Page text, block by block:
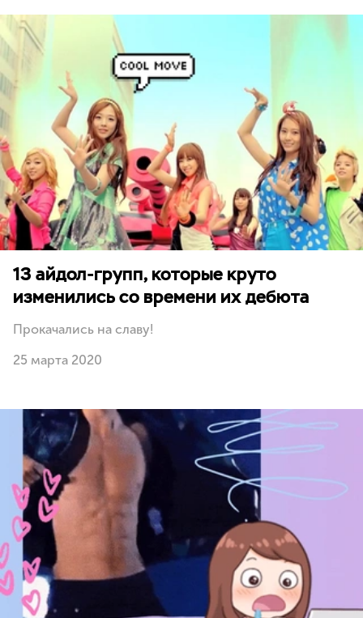
13 айдол-групп, которые круто
изменились со времени их дебюта
Прокачались на славу!
25 марта 2020